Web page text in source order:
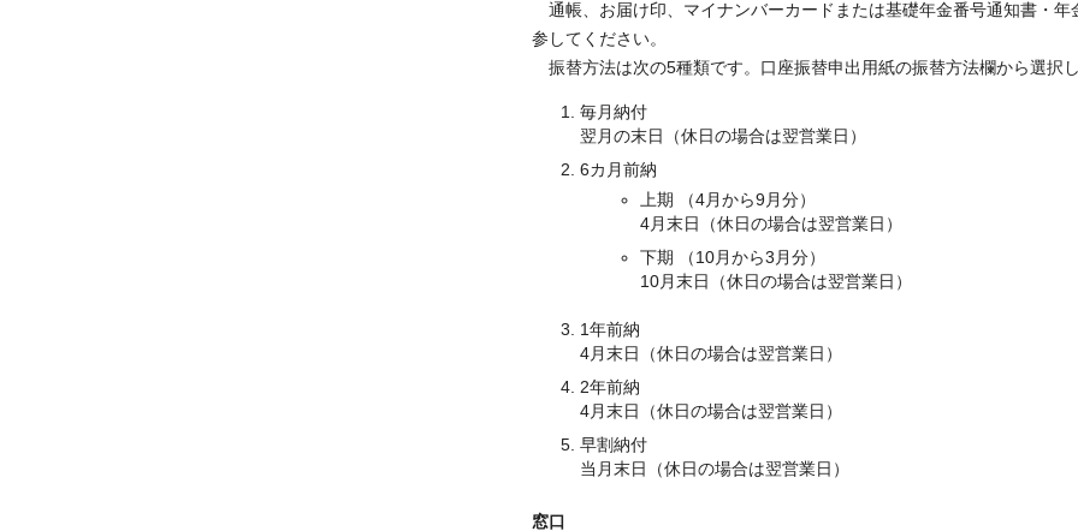
通帳、お届け印、マイナンバーカードまたは基礎年金番号通知書・年
参してください。
振替方法は次の5種類です。口座振替申出用紙の振替方法欄から選択し
毎月納付
翌月の末日（休日の場合は翌営業日）
6カ月前納
上期 （4月から9月分）
4月末日（休日の場合は翌営業日）
下期 （10月から3月分）
10月末日（休日の場合は翌営業日）
1年前納
4月末日（休日の場合は翌営業日）
2年前納
4月末日（休日の場合は翌営業日）
早割納付
当月末日（休日の場合は翌営業日）
窓口